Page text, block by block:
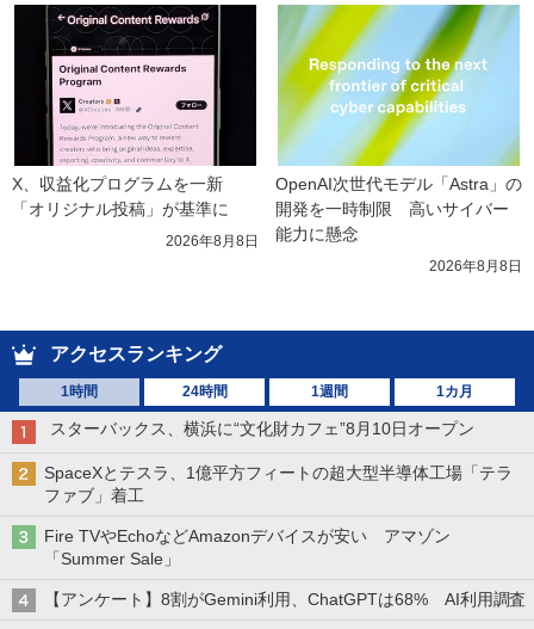
X、収益化プログラムを一新
「オリジナル投稿」が基準に
2026年8月8日
OpenAI次世代モデル「Astra」の
開発を一時制限　高いサイバー
能力に懸念
2026年8月8日
アクセスランキング
1時間 24時間 1週間 1カ月
スターバックス、横浜に“文化財カフェ”8月10日オープン
SpaceXとテスラ、1億平方フィートの超大型半導体工場「テラ
ファブ」着工
Fire TVやEchoなどAmazonデバイスが安い アマゾン
「Summer Sale」
【アンケート】8割がGemini利用、ChatGPTは68% AI利用調査